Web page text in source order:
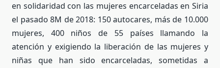
en solidaridad con las mujeres encarceladas en Siria
el pasado 8M de 2018: 150 autocares, más de 10.000
mujeres, 400 niños de 55 países llamando la
atención y exigiendo la liberación de las mujeres y
niñas que han sido encarceladas, sometidas a